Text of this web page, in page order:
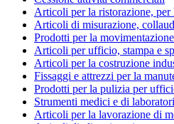
Articoli per la ristorazione, per
Articoli di misurazione,
Prodotti per la
Articoli per ufficio, stampa e
Articoli per la costruzione
Fissaggi e attrezzi per la
Prodotti per la pulizia per
Strumenti medici e di
Articoli per la lavorazione di